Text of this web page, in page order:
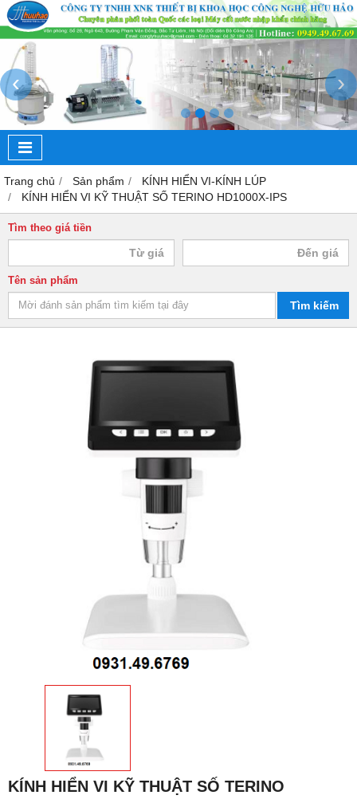
‹ ›
Trang chủ Sản phẩm
KÍNH HIỂN VI-KÍNH LÚP
KÍNH HIỂN VI KỸ THUẬT SỐ TERINO HD1000X-IPS
Tìm theo giá tiền
Tên sản phẩm
Tìm kiếm
KÍNH HIỂN VI KỸ THUẬT SỐ TERINO